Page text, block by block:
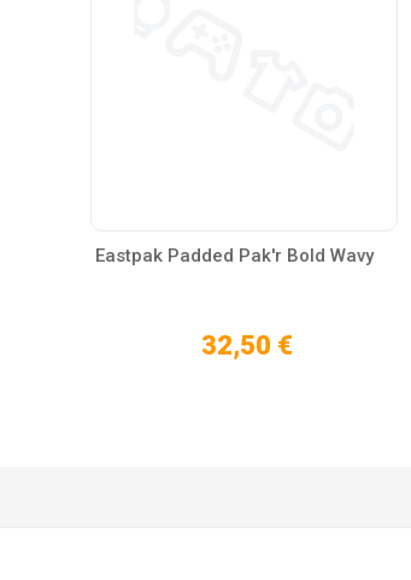
Eastpak Padded Pak'r Bold Wavy
32,50 €